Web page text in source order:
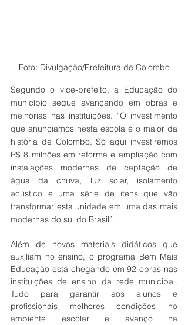
Foto: Divulgação/Prefeitura de Colombo
Segundo o vice-prefeito, a Educação do
município segue avançando em obras e
melhorias nas instituições. “O investimento
que anunciamos nesta escola é o maior da
história de Colombo. Só aqui investiremos
R$ 8 milhões em reforma e ampliação com
instalações modernas de captação de
água da chuva, luz solar, isolamento
acústico e uma série de itens que vão
transformar esta unidade em uma das mais
modernas do sul do Brasil”.
Além de novos materiais didáticos que
auxiliam no ensino, o programa Bem Mais
Educação está chegando em 92 obras nas
instituições de ensino da rede municipal.
Tudo para garantir aos alunos e
profissionais melhores condições no
ambiente escolar e avanço na